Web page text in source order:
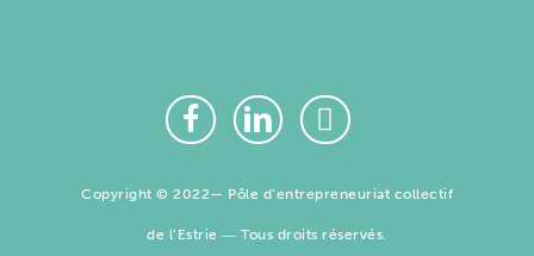
Copyright © 2022— Pôle d’entrepreneuriat collectif
de l’Estrie ― Tous droits réservés.